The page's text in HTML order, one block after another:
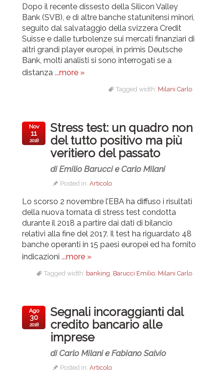
Dopo il recente dissesto della Silicon Valley
Bank (SVB), e di altre banche statunitensi minori,
seguito dal salvataggio della svizzera Credit
Suisse e dalle turbolenze sui mercati finanziari di
altri grandi player europei, in primis Deutsche
Bank, molti analisti si sono interrogati se a
distanza ...more »
Tagged width: Milani Carlo
Stress test: un quadro non
del tutto positivo ma più
veritiero del passato
di Emilio Barucci e Carlo Milani
Posted in: Articolo
Nov
11
2018
Lo scorso 2 novembre l’EBA ha diffuso i risultati
della nuova tornata di stress test condotta
durante il 2018 a partire dai dati di bilancio
relativi alla fine del 2017. Il test ha riguardato 48
banche operanti in 15 paesi europei ed ha fornito
indicazioni ...more »
Tagged width: banking Barucci Emilio Milani Carlo
Segnali incoraggianti dal
credito bancario alle
imprese
di Carlo Milani e Fabiano Salvio
Posted in: Articolo
Ago
30
2018